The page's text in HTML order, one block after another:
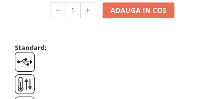
Set suruburi otel
Suporti
Varf de impact
Instrumente optice
ADAUGA IN COS
Standard: